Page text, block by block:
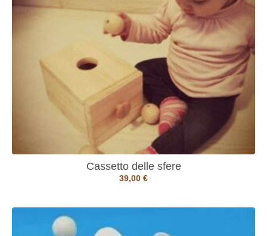
Cassetto delle sfere
39,00 €